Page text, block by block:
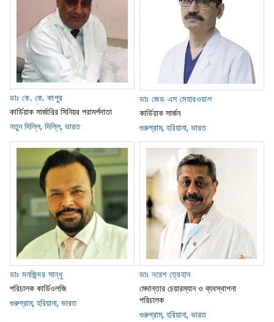
ডাঃ কে. কে. কাপুর
কার্ডিয়াক সার্জারির সিনিয়র পরামর্শদাতা
নতুন দিল্লি, দিল্লি, ভারত
ডাঃ জেড এস মেহারওয়াল
কার্ডিয়াক সার্জন
গুরুগ্রাম, হরিয়ানা, ভারত
ডাঃ মনজিন্দর সান্ধু
পরিচালক কার্ডিওলজি
গুরুগ্রাম, হরিয়ানা, ভারত
ডাঃ নরেশ ত্রেহান
মেদান্তার চেয়ারম্যান ও ব্যবস্থাপনা
পরিচালক
গুরুগ্রাম, হরিয়ানা, ভারত